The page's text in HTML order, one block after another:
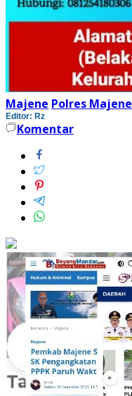
Majene Polres Majene
Editor: Rz
Komentar